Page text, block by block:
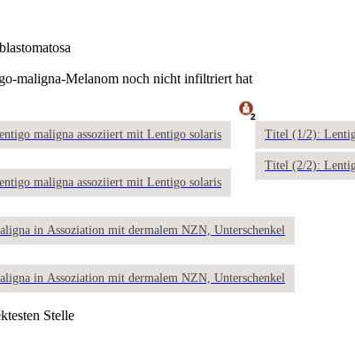
maligna-Melanom noch nicht infiltriert hat
maligna assoziiert mit Lentigo solaris
maligna assoziiert mit Lentigo solaris
2
Titel (1/2):
Titel (2/2):
in Assoziation mit dermalem NZN, Unterschenkel
in Assoziation mit dermalem NZN, Unterschenkel
Stelle